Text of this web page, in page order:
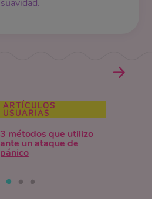
suavidad.
ARTÍCULOS
USUARIAS
3 métodos que utilizo
ante un ataque de
pánico